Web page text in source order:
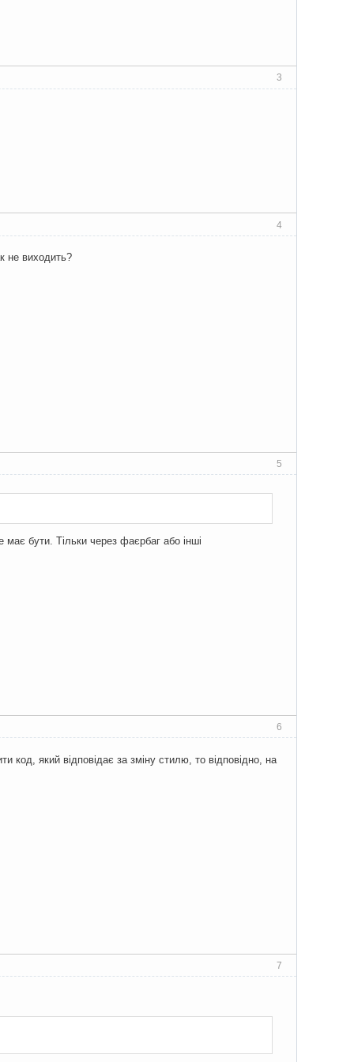
3
4
не виходить?
5
має бути. Тільки через фаєрбаг або інші
6
код, який відповідає за зміну стилю, то відповідно, на
7